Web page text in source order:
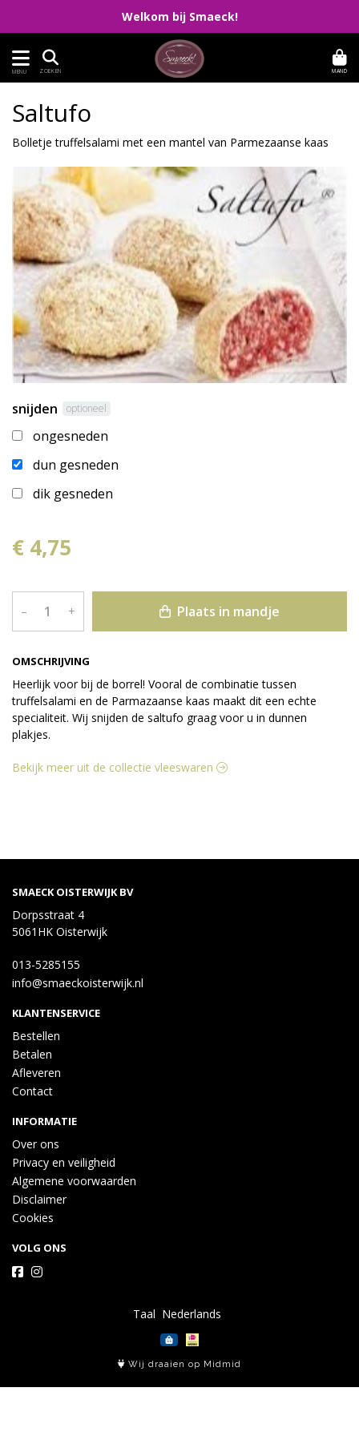
Welkom bij Smaeck!
MENU ZOEKEN MAND
OMSCHRIJVING
Heerlijk voor bij de borrel! Vooral de combinatie tussen
truffelsalami en de Parmazaanse kaas maakt dit een echte
specialiteit. Wij snijden de saltufo graag voor u in dunnen
plakjes.
Saltufo
Bolletje truffelsalami met een mantel van Parmezaanse kaas
snijden optioneel
ongesneden
dun gesneden
dik gesneden
€ 4,75
– + Plaats in mandje
Bekijk meer uit de collectie vleeswaren
SMAECK OISTERWIJK BV
Dorpsstraat 4
5061HK Oisterwijk
013-5285155
info@smaeckoisterwijk.nl
KLANTENSERVICE
Bestellen
Betalen
Afleveren
Contact
INFORMATIE
Over ons
Privacy en veiligheid
Algemene voorwaarden
Disclaimer
Cookies
VOLG ONS
Taal
Wij draaien op Midmid